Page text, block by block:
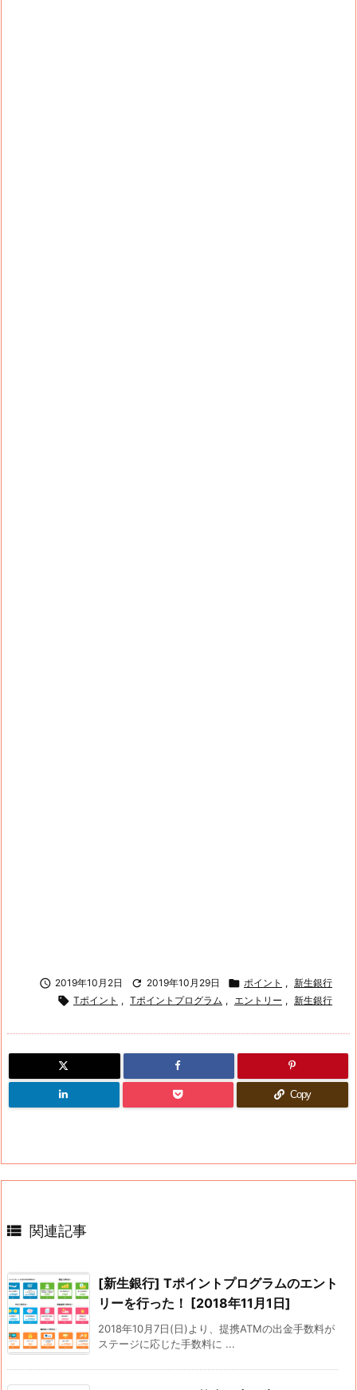
 2019年10月2日  2019年10月29日  ポイント , 新生銀行
 Tポイント , Tポイントプログラム , エントリー , 新生銀行
Copy
 関連記事
[新生銀行] Tポイントプログラムのエント
リーを行った！ [2018年11月1日]
2018年10月7日(日)より、提携ATMの出金手数料が
ステージに応じた手数料に ...